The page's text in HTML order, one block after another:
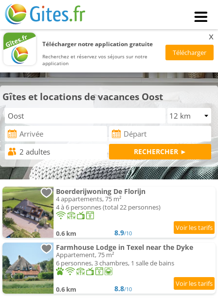
Télécharger notre application gratuite
Recherchez et réservez vos séjours sur notre
application
x
Gîtes et locations de vacances Oost
Boerderijwoning De Florijn
4 appartements, 75 m²
4 à 6 personnes (total 22 personnes)
0.6 km 8.9/10
Farmhouse Lodge in Texel near the Dyke
Appartement, 75 m²
6 personnes, 3 chambres, 1 salle de bains
0.6 km 8.8/10